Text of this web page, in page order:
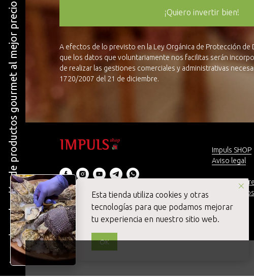
La mejor selección de productos gourmet al mejor precio ¡Quiero invertir bien!
A efectos de lo previsto en la Ley Orgánica de Protección
que los datos que voluntariamente nos facilitas serán
de realizar las gestiones comerciales y administrativas
1720/2007 del 21 de diciembre.
© 2020 Impuls SHOP Gourmet Online
Todos los derechos reservados
Impuls SHOP
Aviso legal
Preguntas
Esta tienda utiliza cookies y otras
tecnologías para que podamos mejorar
tu experiencia en nuestro sitio web.
OK